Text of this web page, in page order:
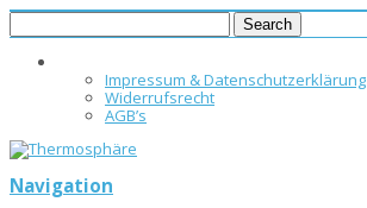
Impressum & Datenschutzerklärung
Widerrufsrecht
AGB’s
Navigation